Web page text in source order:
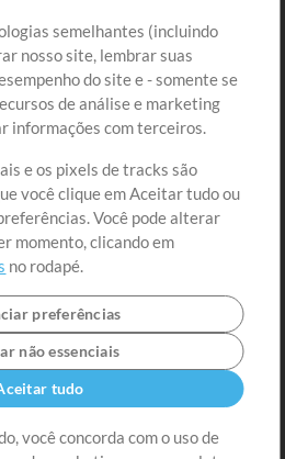
Entre
Cadastre-se
Ir ao carrinho
semelhantes (incluindo
nosso site, lembrar suas
do site e - somente se
de análise e marketing
informações com terceiros.
e os pixels de tracks são
você clique em Aceitar tudo ou
Você pode alterar
momento, clicando em
no rodapé.
preferências
não essenciais
tudo
você concorda com o uso de